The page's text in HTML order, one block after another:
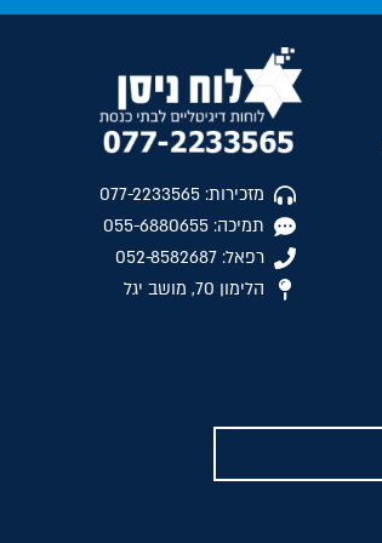
מזכירות: 077-2233565
תמיכה: 055-6880655
רפאל: 052-8582687
הלימון 70, מושב יגל